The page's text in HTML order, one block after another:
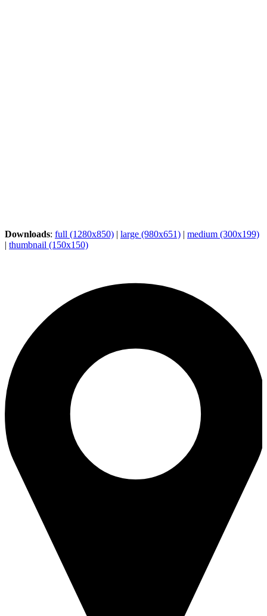
Downloads: full (1280x850) | large (980x651) | medium (300x199)
| thumbnail (150x150)